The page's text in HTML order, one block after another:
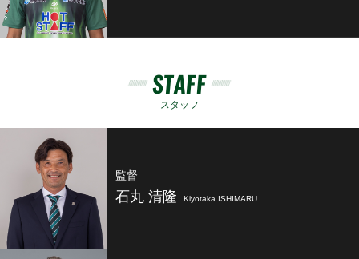
STAFF
スタッフ
監督
石丸 清隆 Kiyotaka ISHIMARU